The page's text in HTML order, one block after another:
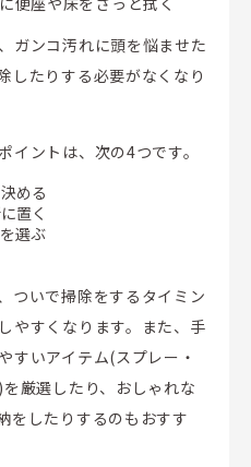
ガンコ汚れに頭を悩ませた
したりする必要がなくなり
イントは、次の4つです。
める
置く
選ぶ
ついで掃除をするタイミン
やすくなります。また、手
すいアイテム(スプレー・
厳選したり、おしゃれな
をしたりするのもおすす